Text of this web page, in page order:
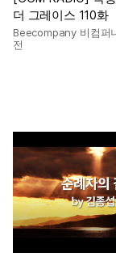
더 그레이스 110화
Beecompany 비컴퍼
전